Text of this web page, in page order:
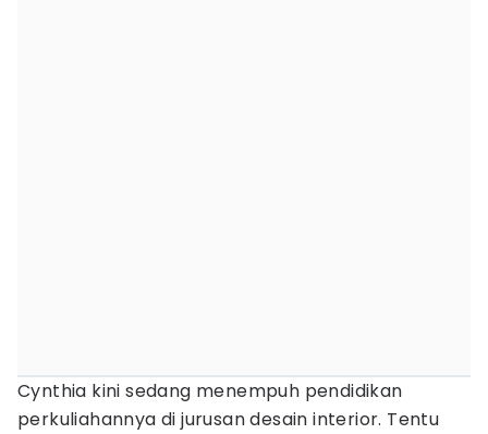
Cynthia kini sedang menempuh pendidikan
perkuliahannya di jurusan desain interior. Tentu